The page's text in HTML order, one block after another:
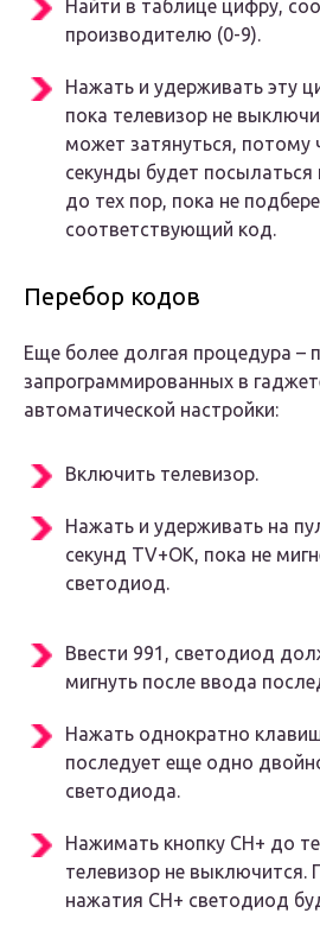
Найти в таблице цифру,
производителю (0-9).
Нажать и удерживать эту
пока телевизор не
может затянуться, потому
секунды будет
до тех пор, пока не
соответствующий код.
Перебор кодов
Еще более долгая процедура –
запрограммированных в
автоматической настройки:
Включить телевизор.
Нажать и удерживать на
секунд TV+OK, пока не
светодиод.
Ввести 991, светодиод
мигнуть после ввода
Нажать однократно
последует еще одно
светодиода.
Нажимать кнопку CH+ до
телевизор не выключится.
нажатия CH+ светодиод